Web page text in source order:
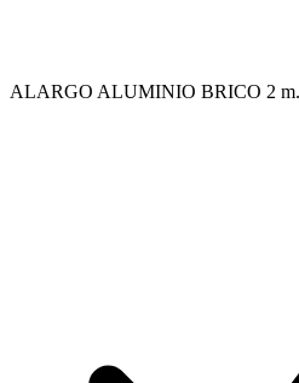
ALARGO ALUMINIO BRICO 2